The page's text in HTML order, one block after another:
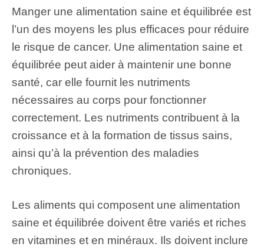
Manger une alimentation saine et équilibrée est
l’un des moyens les plus efficaces pour réduire
le risque de cancer. Une alimentation saine et
équilibrée peut aider à maintenir une bonne
santé, car elle fournit les nutriments
nécessaires au corps pour fonctionner
correctement. Les nutriments contribuent à la
croissance et à la formation de tissus sains,
ainsi qu’à la prévention des maladies
chroniques.
Les aliments qui composent une alimentation
saine et équilibrée doivent être variés et riches
en vitamines et en minéraux. Ils doivent inclure